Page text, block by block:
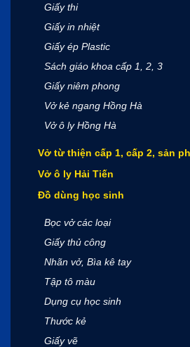
Giấy thi
Giấy in nhiệt
Giấy ép Plastic
Sách giáo khoa cấp 1, 2, 3
Giấy niêm phong
Vở kẻ ngang Hồng Hà
Vở ô ly Hồng Hà
Vở từ thiện cấp 1, cấp 2, sản
Vở ô ly Hải Tiến
Đồ dùng học sinh
Bọc vở các loại
Giấy thủ công
Nhãn vở, Bìa kê tay
Tập tô màu
Dụng cụ học sinh
Thước kẻ
Giấy vẽ